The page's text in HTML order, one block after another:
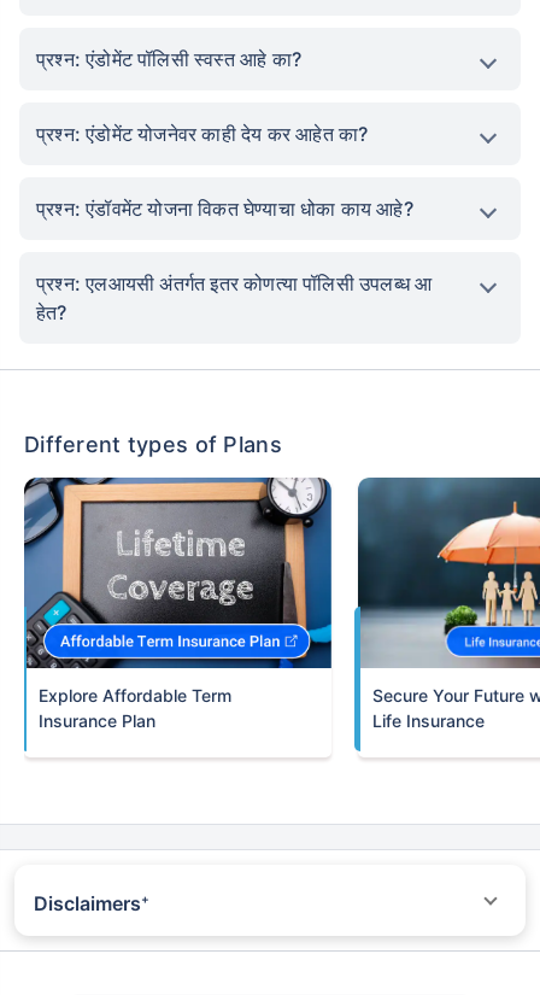
प्रश्न: एंडोमेंट पॉलिसी स्वस्त आहे का?
प्रश्न: एंडोमेंट योजनेवर काही देय कर आहेत का?
प्रश्न: एंडॉवमेंट योजना विकत घेण्याचा धोका काय आहे?
प्रश्न: एलआयसी अंतर्गत इतर कोणत्या पॉलिसी उपलब्ध आ
हेत?
Different types of Plans
Term
Insurance Plan
Life Insurance
Disclaimers+